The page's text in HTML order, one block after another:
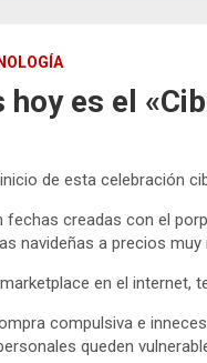
es el
de esta celebración
fechas creadas con el
navideñas a precios muy
en el
compulsiva e
queden